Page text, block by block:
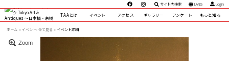
サイト内検索 LANG
Login
TAAとは
イベント アクセス ギャラリー アンケート もっと知る
ホーム イベント:全て見る » イベント詳細
Zoom